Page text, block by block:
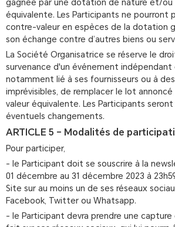
gagnée par une dotation de nature et/ou
équivalente. Les Participants ne pourront
contre-valeur en espèces de la dotation
son échange contre d’autres biens ou
La Société Organisatrice se réserve le
survenance d'un événement indépendant
notamment lié à ses fournisseurs ou à
imprévisibles, de remplacer le lot
valeur équivalente. Les Participants
éventuels changements.
ARTICLE 5 – Modalités de
Pour participer,
- le Participant doit se souscrire à la
01 décembre au 31 décembre 2023 à
Site sur au moins un de ses réseaux
Facebook, Twitter ou Whatsapp.
- le Participant devra prendre une capture